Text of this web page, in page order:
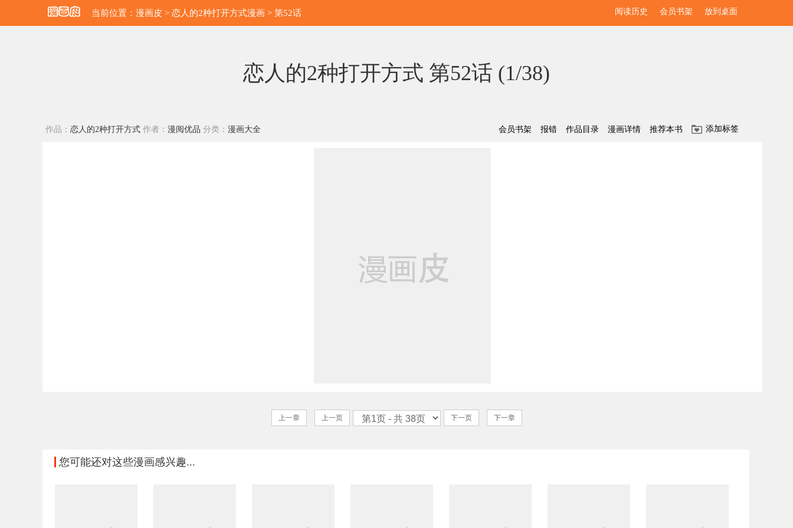
当前位置： 漫画皮 > 恋人的2种打开方式漫画 > 第52话 阅读历史 会员书架 放到桌面
恋人的2种打开方式 第52话 (1/38)
作品： 恋人的2种打开方式 作者： 漫阅优品 分类： 漫画大全 会员书架 报错 作品目录 漫画详情 推荐本书 添加标签
上一章 上一页 下一页 下一章
您可能还对这些漫画感兴趣...